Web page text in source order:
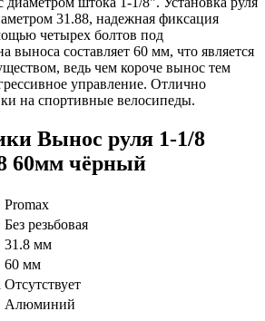
31.88, надежная фиксация
четырех болтов под
выноса составляет 60 мм, что является
ведь чем короче вынос тем
управление. Отлично
на спортивные велосипеды.
Вынос руля 1-1/8
60мм чёрный
Promax
Без резьбовая
31.8 мм
60 мм
Отсутствует
Алюминий